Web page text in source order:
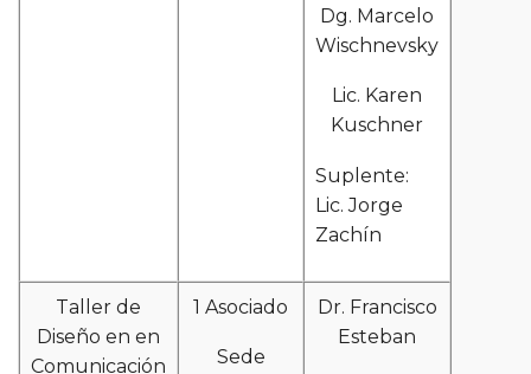
Dg. Marcelo
Wischnevsky
Lic. Karen
Kuschner
Suplente:
Lic. Jorge
Zachín
Taller de
Diseño en en
Comunicación
1 Asociado
Sede
Dr. Francisco
Esteban